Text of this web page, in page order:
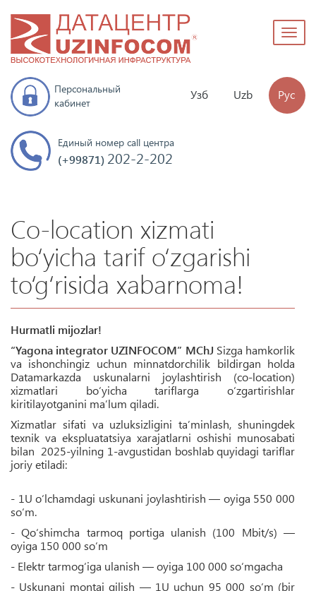
Узб Uzb Рус
Персональный
кабинет
Единый номер call центра
(+99871) 202-2-202
Co-location xizmati
bo‘yicha tarif o‘zgarishi
to‘g‘risida xabarnoma!
Hurmatli mijozlar!
“Yagona integrator UZINFOCOM” MChJ Sizga hamkorlik
va ishonchingiz uchun minnatdorchilik bildirgan holda
Datamarkazda uskunalarni joylashtirish (co-location)
xizmatlari bo‘yicha tariflarga o‘zgartirishlar
kiritilayotganini ma’lum qiladi.
Xizmatlar sifati va uzluksizligini ta’minlash, shuningdek
texnik va ekspluatatsiya xarajatlarni oshishi munosabati
bilan 2025-yilning 1-avgustidan boshlab quyidagi tariflar
joriy etiladi:
- 1U o‘lchamdagi uskunani joylashtirish — oyiga 550 000
so‘m.
- Qo‘shimcha tarmoq portiga ulanish (100 Mbit/s) —
oyiga 150 000 so‘m
- Elektr tarmog‘iga ulanish — oyiga 100 000 so‘mgacha
- Uskunani montaj qilish — 1U uchun 95 000 so‘m (bir